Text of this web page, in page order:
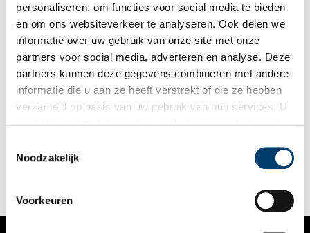
personaliseren, om functies voor social media te bieden
en om ons websiteverkeer te analyseren. Ook delen we
informatie over uw gebruik van onze site met onze
partners voor social media, adverteren en analyse. Deze
partners kunnen deze gegevens combineren met andere
informatie die u aan ze heeft verstrekt of die ze hebben
verzameld op basis van uw gebruik van hun services. U
Noodzakelijk
Voorkeuren
“I walk in the valley of death …”
Laten we hem maar even ‘George’ noemen, naar koning George
de Derde, wie hij diende. Een van de 32.000 (!) Engelse
vaartuigen. Daar stond hij dan op het strand bij Groote Keeten
op een zonovergoten dag, niet wetend hoe snel het eind zou